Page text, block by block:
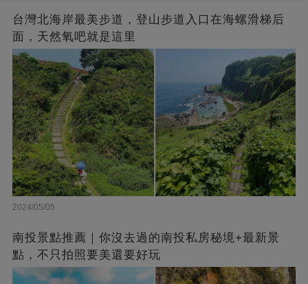
台灣北海岸最美步道，登山步道入口在海螺滑梯后
面，天然氧吧就是這里
2024/05/05
南投景點推薦｜你沒去過的南投私房秘境+最新景
點，不只拍照要美還要好玩